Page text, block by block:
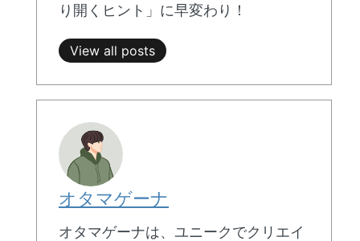
り開くヒント」に早変わり！
View all posts
オタマゲーナ
オタマゲーナは、ユニークでクリエイ